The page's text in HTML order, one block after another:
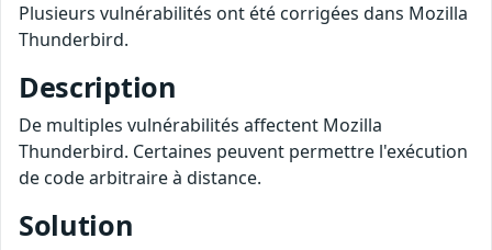
Plusieurs vulnérabilités ont été corrigées dans Mozilla
Thunderbird.
Description
De multiples vulnérabilités affectent Mozilla
Thunderbird. Certaines peuvent permettre l'exécution
de code arbitraire à distance.
Solution